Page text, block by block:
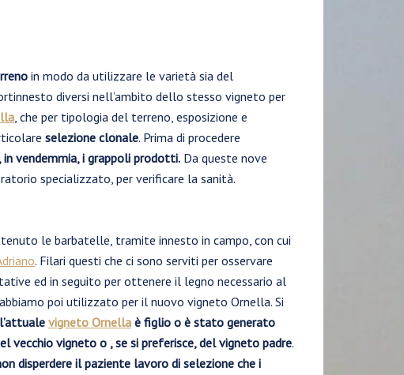
in modo da utilizzare le varietà sia del
diversi nell’ambito dello stesso vigneto per
, che per tipologia del terreno, esposizione e
selezione clonale. Prima di procedere
vendemmia, i grappoli prodotti. Da queste nove
specializzato, per verificare la sanità.
le barbatelle, tramite innesto in campo, con cui
. Filari questi che ci sono serviti per osservare
ed in seguito per ottenere il legno necessario al
poi utilizzato per il nuovo vigneto Ornella. Si
l’attuale vigneto Ornella è figlio o è stato generato
vecchio vigneto o , se si preferisce, del vigneto padre.
disperdere il paziente lavoro di selezione che i